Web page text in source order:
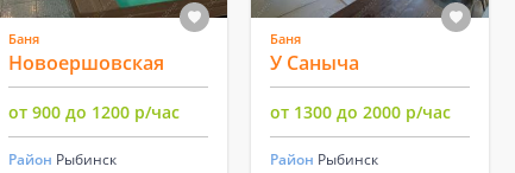
Баня
Новоершовская
от 900 до 1200 р/час
Район Рыбинск
Баня
У Саныча
от 1300 до 2000 р/час
Район Рыбинск